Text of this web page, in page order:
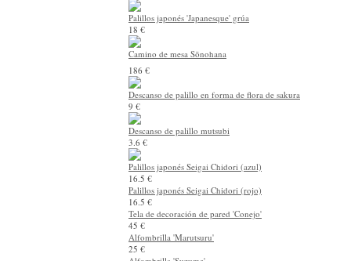
Palillos japonés 'Japanesque' grúa
18 €
Camino de mesa Sōnohana
186 €
Descanso de palillo en forma de flora de sakura
9 €
Descanso de palillo mutsubi
3.6 €
Palillos japonés Seigai Chidori (azul)
16.5 €
Palillos japonés Seigai Chidori (rojo)
16.5 €
Tela de decoración de pared 'Conejo'
45 €